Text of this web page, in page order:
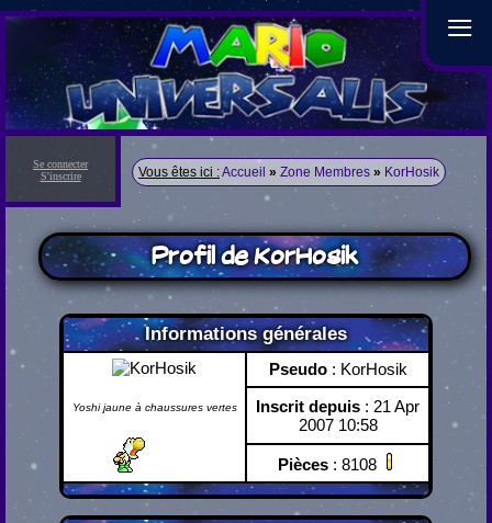
≡
Se connecter
S'inscrire
Vous êtes ici :Accueil » Zone Membres » KorHosik
Profil de KorHosik
Informations générales
Yoshi jaune à chaussures vertes
Pseudo: KorHosik
Inscrit depuis : 21 Apr
2007 10:58
Pièces: 8108